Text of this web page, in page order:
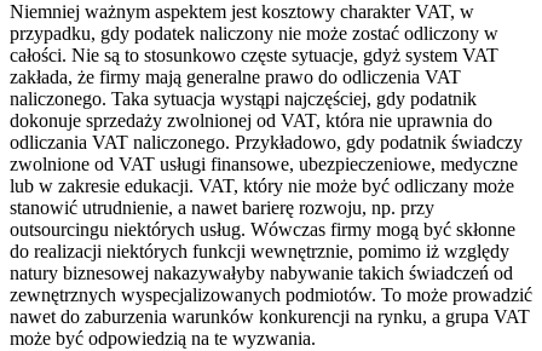
Niemniej ważnym aspektem jest kosztowy charakter VAT, w
przypadku, gdy podatek naliczony nie może zostać odliczony w
całości. Nie są to stosunkowo częste sytuacje, gdyż system VAT
zakłada, że firmy mają generalne prawo do odliczenia VAT
naliczonego. Taka sytuacja wystąpi najczęściej, gdy podatnik
dokonuje sprzedaży zwolnionej od VAT, która nie uprawnia do
odliczania VAT naliczonego. Przykładowo, gdy podatnik świadczy
zwolnione od VAT usługi finansowe, ubezpieczeniowe, medyczne
lub w zakresie edukacji. VAT, który nie może być odliczany może
stanowić utrudnienie, a nawet barierę rozwoju, np. przy
outsourcingu niektórych usług. Wówczas firmy mogą być skłonne
do realizacji niektórych funkcji wewnętrznie, pomimo iż względy
natury biznesowej nakazywałyby nabywanie takich świadczeń od
zewnętrznych wyspecjalizowanych podmiotów. To może prowadzić
nawet do zaburzenia warunków konkurencji na rynku, a grupa VAT
może być odpowiedzią na te wyzwania.